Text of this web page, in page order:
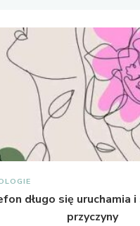
długo się uruchamia
przyczyny